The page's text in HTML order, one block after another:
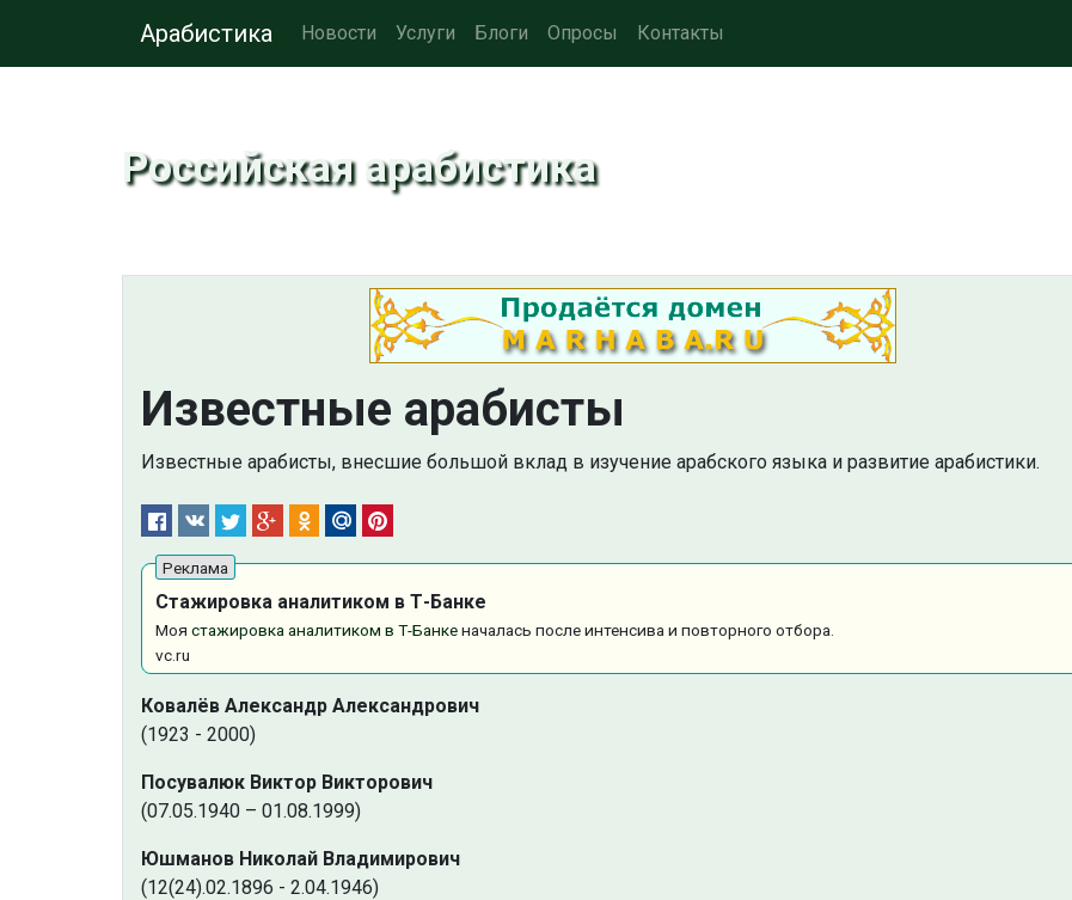
Арабистика Новости Услуги Блоги Опросы Контакты
Российская арабистика
Известные арабисты
Известные арабисты, внесшие большой вклад в изучение арабского языка и развитие арабистики.
Стажировка аналитиком в Т-Банке
Моя стажировка аналитиком в Т-Банкеначалась после интенсива и повторного отбора.
vc.ru
Ковалёв Александр Александрович
(1923 - 2000)
Посувалюк Виктор Викторович
(07.05.1940 – 01.08.1999)
Юшманов Николай Владимирович
(12(24).02.1896 - 2.04.1946)